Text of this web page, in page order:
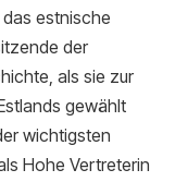
estnische
der
als sie zur
gewählt
wichtigsten
Hohe Vertreterin